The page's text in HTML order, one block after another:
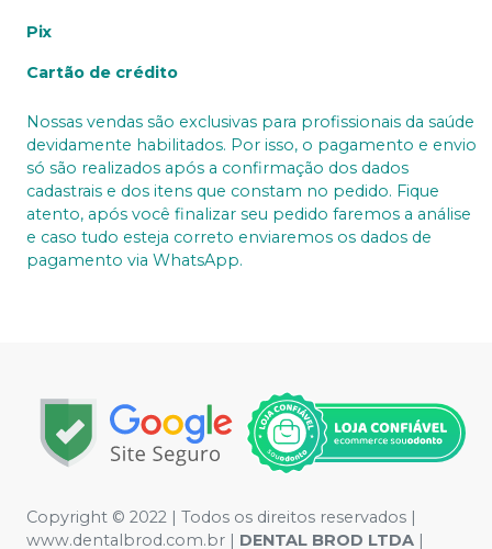
Pix
Cartão de crédito
Nossas vendas são exclusivas para profissionais da saúde
devidamente habilitados. Por isso, o pagamento e envio
só são realizados após a confirmação dos dados
cadastrais e dos itens que constam no pedido. Fique
atento, após você finalizar seu pedido faremos a análise
e caso tudo esteja correto enviaremos os dados de
pagamento via WhatsApp.
Copyright © 2022 | Todos os direitos reservados |
www.dentalbrod.com.br | DENTAL BROD LTDA |